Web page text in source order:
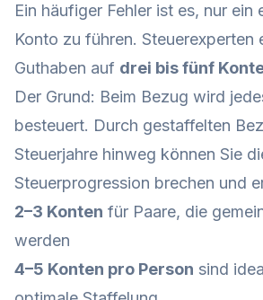
Ein häufiger Fehler ist es, nur ein
Konto zu führen. Steuerexperten
Guthaben auf drei bis fünf
Der Grund: Beim Bezug wird
besteuert. Durch gestaffelten
Steuerjahre hinweg können Sie
Steuerprogression brechen und
2–3 Konten für Paare, die
werden
4–5 Konten pro Person sind